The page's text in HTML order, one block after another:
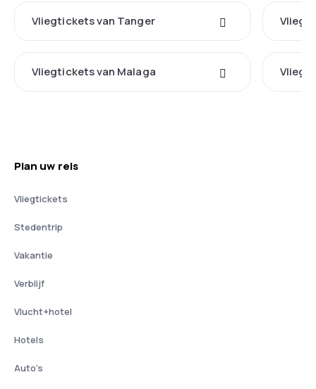
Vliegtickets van Tanger
Vliegtickets van Malaga
Plan uw reis
Vliegtickets
Stedentrip
Vakantie
Verblijf
Vlucht+hotel
Hotels
Auto's